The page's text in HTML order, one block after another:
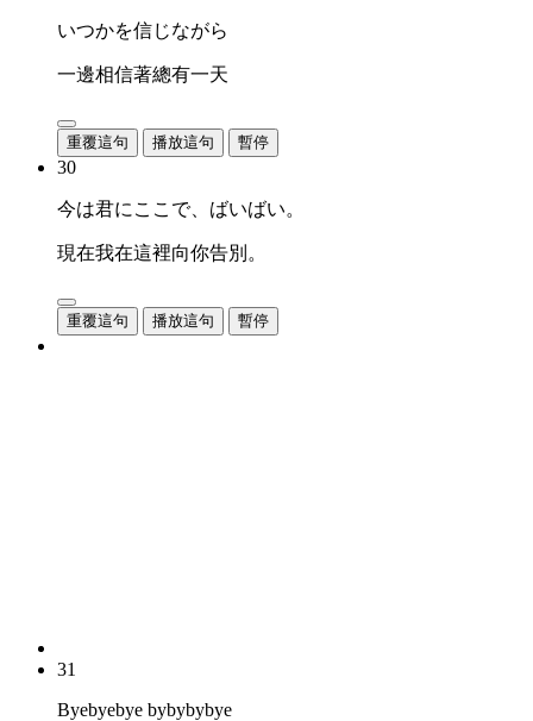
いつかを信じながら
一邊相信著總有一天
重覆這句 播放這句 暫停
30
今は君にここで、ばいばい。
現在我在這裡向你告別。
重覆這句 播放這句 暫停
31
Byebyebye bybybybye